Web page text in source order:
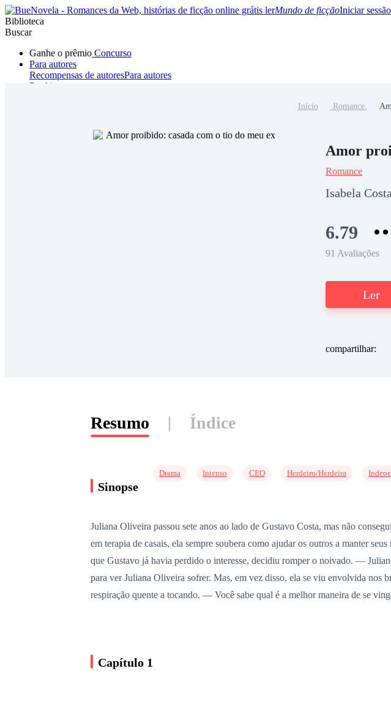
Mundo de ficçãoIniciar sessão
Biblioteca
Buscar
Ganhe o prêmio Concurso
Para autores
Recompensas de autoresPara autores
Ranking
Hombre lobo Mafia Sistema Fantasía Urbano
Início Romance
Amor
Romance
Isabela Costa
6.79
91 Avaliações
Ler
compartilhar:
Resumo Índice
Sinopse
Drama Intenso CEO Herdeiro/Herdeira
Juliana Oliveira passou sete anos ao lado de Gustavo Costa, mas não
em terapia de casais, ela sempre soubera como ajudar os outros a manter
que Gustavo já havia perdido o interesse, decidiu romper o noivado. —
para ver Juliana Oliveira sofrer. Mas, em vez disso, ela se viu envolvida nos
respiração quente a tocando. — Você sabe qual é a melhor maneira de se
Capítulo 1